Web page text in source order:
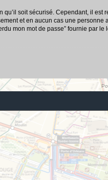
soit sécurisé. Cependant, il
et en aucun cas une
mon mot de passe” fournie